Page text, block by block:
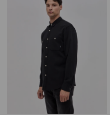
Ropa Interior
Canguros
Camperas
Tejidos
Camisas y blusas
Vestidos
Sherpas